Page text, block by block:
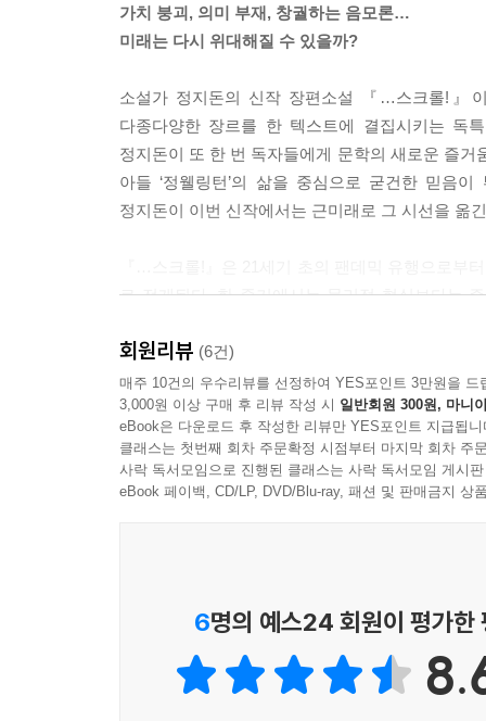
가치 붕괴, 의미 부재, 창궐하는 음모론…
미래는 다시 위대해질 수 있을까?
소설가 정지돈의 신작 장편소설 『…스크롤!』
다종다양한 장르를 한 텍스트에 결집시키는 독
정지돈이 또 한 번 독자들에게 문학의 새로운 즐
아들 ‘정웰링턴’의 삶을 중심으로 굳건한 믿음
정지돈이 이번 신작에서는 근미래로 그 시선을 옮
로 전개된다. 한 줄기에서는 물리적 현실보다는
펼쳐진다. 각각의 이야기는 시간의 흐름을 뒤섞
“현실과 비현실, 가상과 실재, 미디어와 메타미
대로 분화된 근미래의 일면을 효과적으로 선보인다.
개인으로 쪼개진 우리와 우리의 현실은 얼마나
스크롤!』은 끊임없이 질문을 던진다. 우리는 『…
드라마가 OTT에서 상영되기를 꿈꾼다. 정키는
만나 사정을 듣는 것조차 녹록치 않다. 이처럼
공유하지는 않는다. 그들 사이 공유되는 것은
회원리뷰 (6건)
매주 10건의 우수리뷰를 선정하여 YES포인트 3만원을 드
3,000원 이상 구매 후 리뷰 작성 시 일반회원 300원, 마니
eBook은 다운로드 후 작성한 리뷰만 YES포인트 지급됩니
클래스는 첫번째 회차 주문확정 시점부터 마지막 회차 주
사락 독서모임으로 진행된 클래스는 사락 독서모임 게시
eBook 페이백, CD/LP, DVD/Blu-ray, 패션 및 판매금지 상
6명의 예스24 회원이 평가한